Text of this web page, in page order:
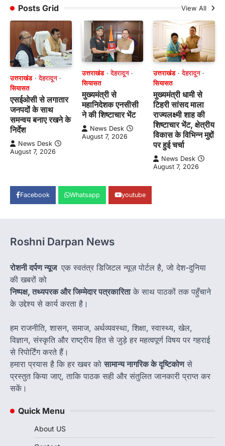
Posts Grid View All
उत्तराखंड
देहरादून
सियासत
एसईओसी से लगातार
जनपदों के साथ
समन्वय बनाए रखने के
निर्देश
News Desk
August 7, 2026
उत्तराखंड
देहरादून
सियासत
मुख्यमंत्री से
महानिदेशक एनसीसी
ने की शिष्टाचार भेंट
News Desk
August 7, 2026
उत्तराखंड
देहरादून
सियासत
मुख्यमंत्री धामी से
टिहरी सांसद माला
राज्यलक्ष्मी शाह की
शिष्टाचार भेंट, क्षेत्रीय
विकास के विभिन्न मुद्दों
पर हुई चर्चा
News Desk
August 7, 2026
Facebook Whatsapp youtube
Roshni Darpan News
रोशनी दर्पण न्यूज एक स्वतंत्र डिजिटल न्यूज़ पोर्टल है, जो देश-दुनिया
की खबरों को
निष्पक्ष, तथ्यपरक और जिम्मेदार पत्रकारिताके साथ पाठकों तक पहुँचाने
के उद्देश्य से कार्य करता है।
हम राजनीति, शासन, समाज, अर्थव्यवस्था, शिक्षा, स्वास्थ्य, खेल,
विज्ञान, संस्कृति और राष्ट्रीय हित से जुड़े हर महत्वपूर्ण विषय पर गहराई
से रिपोर्टिंग करते हैं।
हमारा प्रयास है कि हर खबर कोसामान्य नागरिक के दृष्टिकोणसे
प्रस्तुत किया जाए, ताकि पाठक सही और संतुलित जानकारी प्राप्त कर
सकें।
Quick Menu
About US